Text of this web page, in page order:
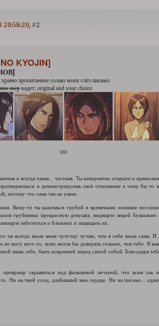
2
20:58:20
KYOJIN]
пропитанное солью моих слёз письмо
эвер кадет; original and your choice
◊◊◊
и всегда такая... честная. Ты невероятно открыта и
и демонстрируешь своё отношение к чему бы то
потому что сама так не умею.
Кому-то ты кажешься грубой и временами излишне
грубиянки прекрасную девушку, видящую людей
заботиться о ближних и защищать их.
ты всегда знала меня чуточку лучше, чем я себя знала сама. И
не могу кого-то, кому могла бы доверять сильнее, чем тебе. В
лишь себе, быть искренней перед самой собой. Благодаря
скрываться под фальшивой личиной, что всем так
Ни на твой уход, разбивший мне сердце. Ни на письмо...